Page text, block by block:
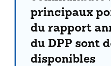
principaux
du rapport
du DPP sont
disponibles